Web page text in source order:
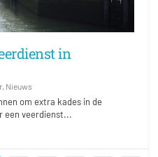
in
, Nieuws
om extra kades in de
een veerdienst...